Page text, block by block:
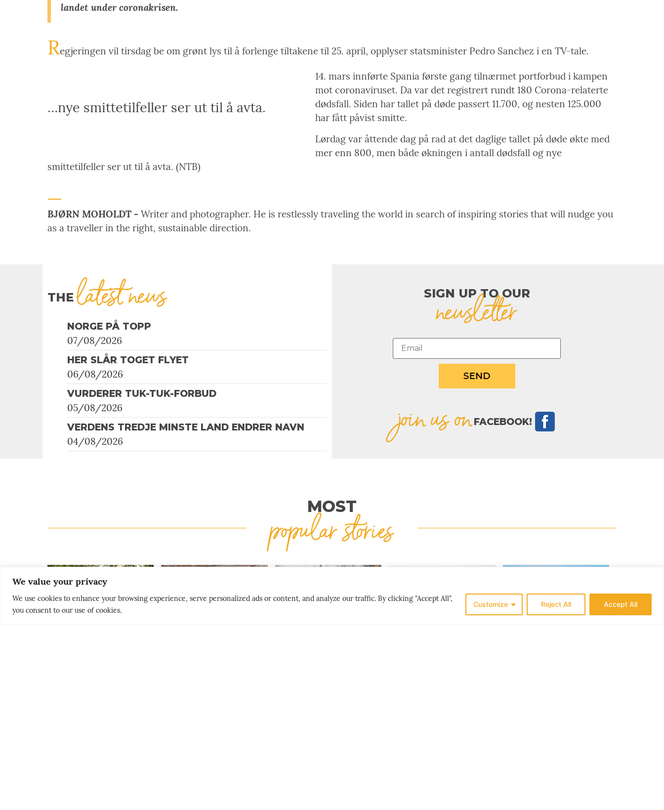
We value your privacy
We use cookies to enhance your browsing experience, serve personalized ads or content, and analyze our traffic. By clicking "Accept All",
you consent to our use of cookies.
Customize Reject All Accept All
landet under coronakrisen.
Regjeringen vil tirsdag be om grønt lys til å forlenge tiltakene til 25. april, opplyser statsminister Pedro Sanchez i en TV-tale.
… nye smittetilfeller ser ut til å avta.
14. mars innførte Spania første gang tilnærmet portforbud i kampen
mot coronaviruset. Da var det registrert rundt 180 Corona-relaterte
dødsfall. Siden har tallet på døde passert 11.700, og nesten 125.000
har fått påvist smitte.
Lørdag var åttende dag på rad at det daglige tallet på døde økte med
mer enn 800, men både økningen i antall dødsfall og nye
smittetilfeller ser ut til å avta. (NTB)
BJØRN MOHOLDT - Writer and photographer. He is restlessly traveling the world in search of inspiring stories that will nudge you
as a traveller in the right, sustainable direction.
THElatest news
NORGE PÅ TOPP
07/08/2026
HER SLÅR TOGET FLYET
06/08/2026
VURDERER TUK-TUK-FORBUD
05/08/2026
VERDENS TREDJE MINSTE LAND ENDRER NAVN
04/08/2026
SIGN UP TO OUR​
newsletter
join us on FACEBOOK!
MOST
popular stories